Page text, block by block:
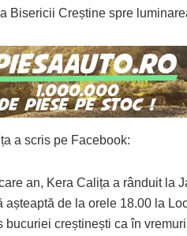
Bisericii Creștine spre
a scris pe Facebook:
an, Kera Calița a rânduit la
așteaptă de la orele 18.00 la
bucuriei creștinești ca în